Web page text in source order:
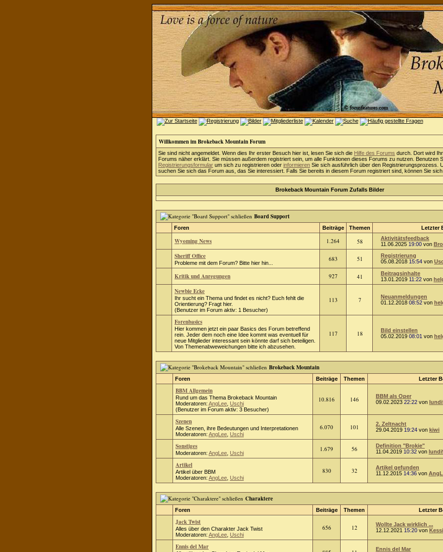
Willkommen im Brokeback Mountain Forum
Sie sind nicht angemeldet. Wenn dies Ihr erster Besuch hier ist, lesen Sie sich die Hilfe des Forums durch. Dort wird
Forums näher erklärt. Sie müssen außerdem registriert sein, um alle Funktionen dieses Forums zu nutzen. Benutzen
Registrierungsformular um sich zu registrieren oder informieren Sie sich ausführlich über den Registrierungsprozess.
suchen Sie sich das Forum aus, das Sie interessiert. Falls Sie bereits in diesem Forum registriert sind, können Sie
Brokeback Mountain Forum Zufalls Bilder
Board Support
Foren Beiträge Themen Letzter
Wyoming News 1.264 58
Aktivitätsfeedback
11.06.2025 19:00 von
Sheriff Office
Probleme mit dem Forum? Bitte hier hin...
683 51
Registrierung
05.08.2018 15:54 von
Kritik und Anregungen 927 41
Beitragsinhalte
13.01.2019 11:22 von
Newbie Ecke
Ihr sucht ein Thema und findet es nicht? Euch fehlt die
Orientierung? Fragt hier.
(Benutzer im Forum aktiv: 1 Besucher)
113 7
Neuanmeldungen
01.12.2018 08:52 von
Forenbasics
Hier kommen jetzt ein paar Basics des Forum betreffend
rein. Jeder dem noch eine Idee kommt was eventuell für
neue Mitglieder interessant sein könnte darf sich beteiligen.
Von Themenabweweichungen bitte ich abzusehen.
117 18
Bild einstellen
05.02.2019 08:01 von
Brokeback Mountain
Foren Beiträge Themen Letzter
BBM Allgemein
Rund um das Thema Brokeback Mountain
Moderatoren: AngLee Uschi
(Benutzer im Forum aktiv: 3 Besucher)
10.816 146
BBM als Oper
09.02.2023 22:22 von
Szenen
Alle Szenen, ihre Bedeutungen und Interpretationen
Moderatoren: AngLee Uschi
6.070 101
2. Zeltnacht
29.04.2019 19:24 von kiwi
Sonstiges
Moderatoren: AngLee Uschi
1.679 56
Definition "Brokie"
11.04.2019 10:32 von
Artikel
Artikel über BBM
Moderatoren: AngLee Uschi
830 32
Artikel gefunden
11.12.2015 14:36 von
Charaktere
Foren Beiträge Themen Letzter
Jack Twist
Alles über den Charakter Jack Twist
Moderatoren: AngLee Uschi
656 12
Wollte Jack wirklich ...
12.12.2021 15:20 von Kessi
Ennis del Mar
Ennis del Mar